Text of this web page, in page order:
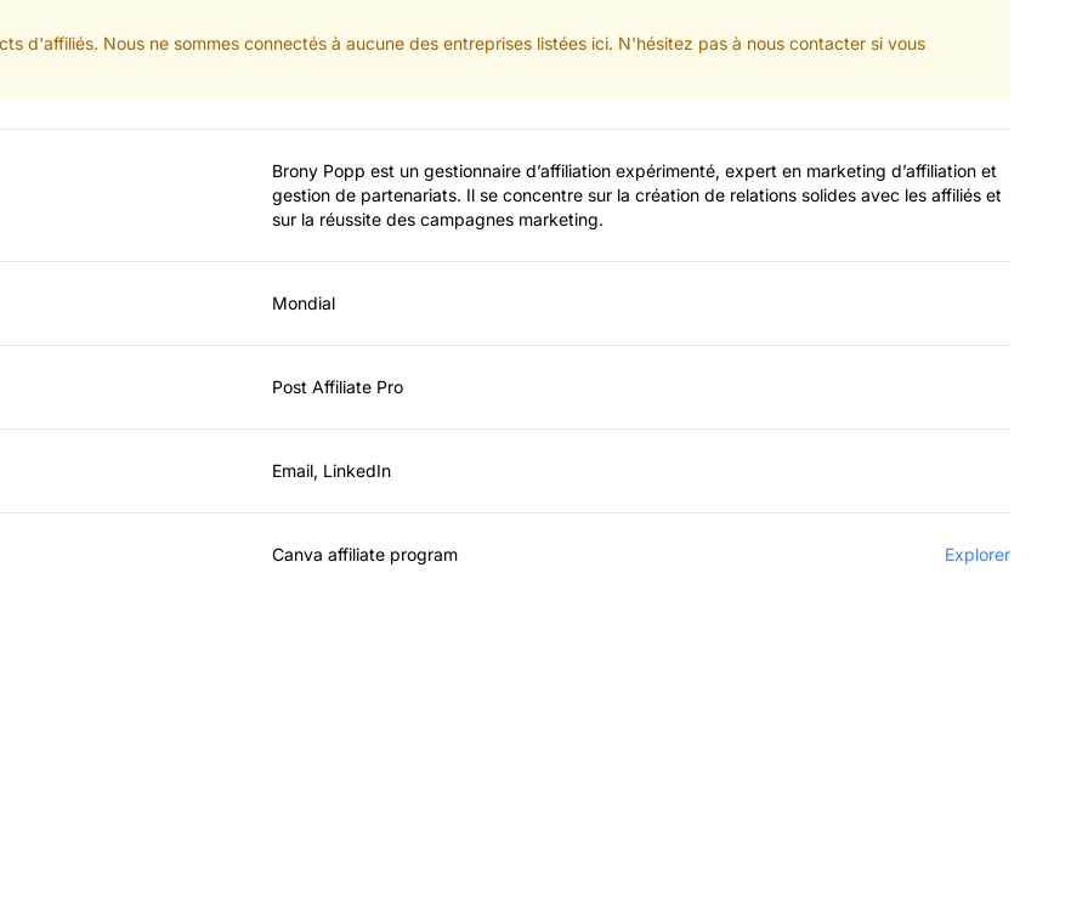
d'affiliés. Nous ne sommes connectés à aucune des entreprises listées ici. N'hésitez pas à nous contacter si vous
Brony Popp est un gestionnaire d’affiliation expérimenté, expert en marketing d’affiliation et
gestion de partenariats. Il se concentre sur la création de relations solides avec les affiliés et
sur la réussite des campagnes marketing.
Mondial
Post Affiliate Pro
Email, LinkedIn
Canva affiliate program Explorer